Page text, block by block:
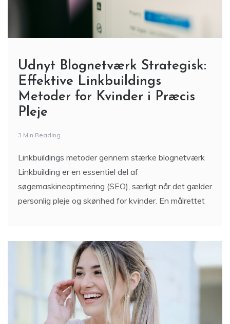
Udnyt Blognetværk Strategisk:
Effektive Linkbuildings
Metoder for Kvinder i Præcis
Pleje
3 Min Reading
Linkbuildings metoder gennem stærke blognetværk
Linkbuilding er en essentiel del af
søgemaskineoptimering (SEO), særligt når det gælder
personlig pleje og skønhed for kvinder. En målrettet